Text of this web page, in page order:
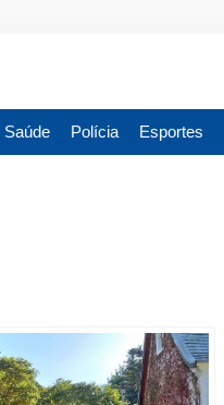
Saúde Polícia Esportes